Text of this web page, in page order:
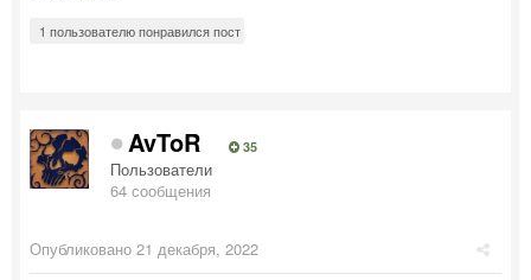
1 пользователю понравился пост
AvToR 35
Пользователи
64 сообщения
Опубликовано 21 декабря, 2022